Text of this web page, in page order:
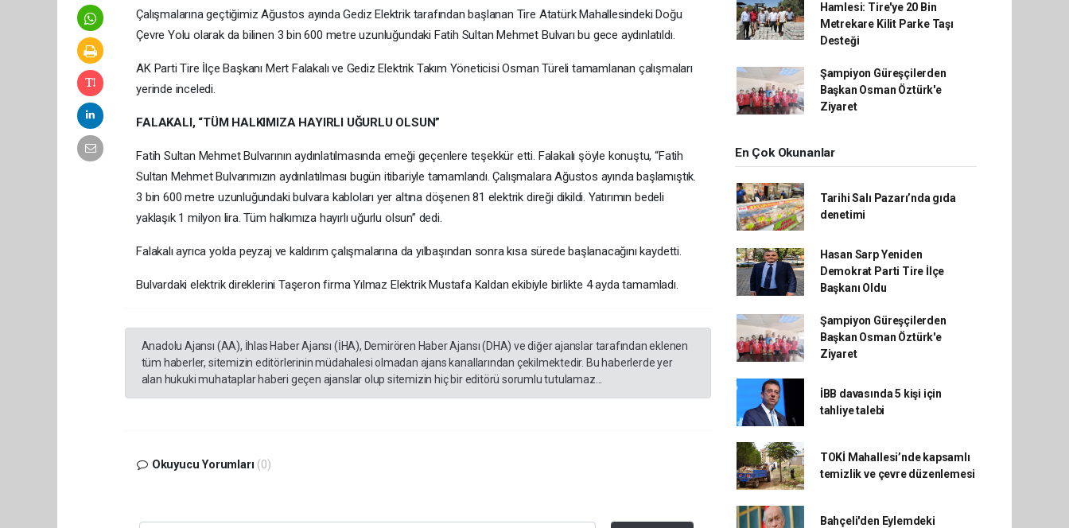
Çalışmalarına geçtiğimiz Ağustos ayında Gediz Elektrik tarafından başlanan Tire Atatürk Mahallesindeki Doğu
Çevre Yolu olarak da bilinen 3 bin 600 metre uzunluğundaki Fatih Sultan Mehmet Bulvarı bu gece aydınlatıldı.
AK Parti Tire İlçe Başkanı Mert Falakalı ve Gediz Elektrik Takım Yöneticisi Osman Türeli tamamlanan çalışmaları
yerinde inceledi.
FALAKALI, “TÜM HALKIMIZA HAYIRLI UĞURLU OLSUN”
Fatih Sultan Mehmet Bulvarının aydınlatılmasında emeği geçenlere teşekkür etti. Falakalı şöyle konuştu, “Fatih
Sultan Mehmet Bulvarımızın aydınlatılması bugün itibariyle tamamlandı. Çalışmalara Ağustos ayında başlamıştık.
3 bin 600 metre uzunluğundaki bulvara kabloları yer altına döşenen 81 elektrik direği dikildi. Yatırımın bedeli
yaklaşık 1 milyon lira. Tüm halkımıza hayırlı uğurlu olsun” dedi.
Falakalı ayrıca yolda peyzaj ve kaldırım çalışmalarına da yılbaşından sonra kısa sürede başlanacağını kaydetti.
Bulvardaki elektrik direklerini Taşeron firma Yılmaz Elektrik Mustafa Kaldan ekibiyle birlikte 4 ayda tamamladı.
Anadolu Ajansı (AA), İhlas Haber Ajansı (İHA), Demirören Haber Ajansı (DHA) ve diğer ajanslar tarafından eklenen
tüm haberler, sitemizin editörlerinin müdahalesi olmadan ajans kanallarından çekilmektedir. Bu haberlerde yer
alan hukuki muhataplar haberi geçen ajanslar olup sitemizin hiç bir editörü sorumlu tutulamaz...
Okuyucu Yorumları (0)
Hamlesi: Tire'ye 20 Bin
Metrekare Kilit Parke Taşı
Desteği
Şampiyon Güreşçilerden
Başkan Osman Öztürk'e
Ziyaret
En Çok Okunanlar
Tarihi Salı Pazarı’nda gıda
denetimi
Hasan Sarp Yeniden
Demokrat Parti Tire İlçe
Başkanı Oldu
Şampiyon Güreşçilerden
Başkan Osman Öztürk'e
Ziyaret
İBB davasında 5 kişi için
tahliye talebi
TOKİ Mahallesi’nde kapsamlı
temizlik ve çevre düzenlemesi
Bahçeli'den Eylemdeki